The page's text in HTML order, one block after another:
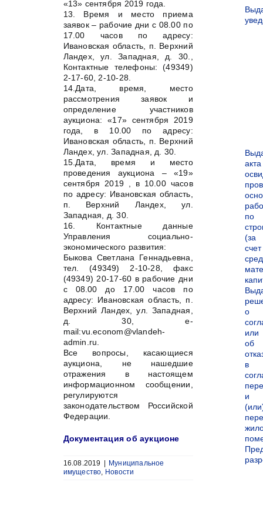
«13» сентября 2019 года.
13. Время и место приема
заявок – рабочие дни с 08.00 по
17.00 часов по адресу:
Ивановская область, п. Верхний
Ландех, ул. Западная, д. 30.,
Контактные телефоны: (49349)
2-17-60, 2-10-28.
14.Дата, время, место
рассмотрения заявок и
определение участников
аукциона: «17» сентября 2019
года, в 10.00 по адресу:
Ивановская область, п. Верхний
Ландех, ул. Западная, д. 30.
15.Дата, время и место
проведения аукциона – «19»
сентября 2019 , в 10.00 часов
по адресу: Ивановская область,
п. Верхний Ландех, ул.
Западная, д. 30.
16. Контактные данные
Управления социально-
экономического развития:
Быкова Cветлана Геннадьевна,
тел. (49349) 2-10-28, факс
(49349) 20-17-60 в рабочие дни
с 08.00 до 17.00 часов по
адресу: Ивановская область, п.
Верхний Ландех, ул. Западная,
д. 30, e-
mail:vu.econom@vlandeh-
admin.ru.
Все вопросы, касающиеся
аукциона, не нашедшие
отражения в настоящем
информационном сообщении,
регулируются
законодательством Российской
Федерации.
Документация об аукционе
16.08.2019 | Муниципальное
имущество, Новости
акта
по
(за
счет
о
или
об
в
и